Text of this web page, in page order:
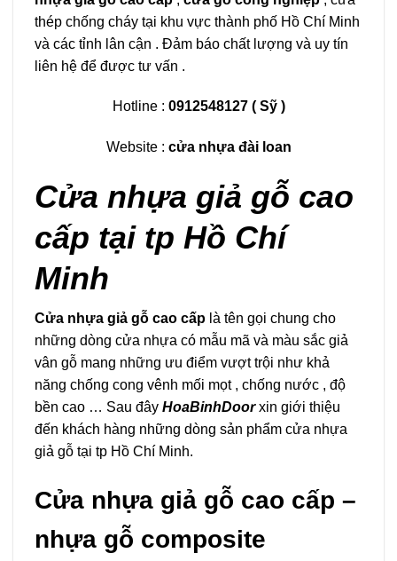
thép chống cháy tại khu vực thành phố Hồ Chí Minh
và các tỉnh lân cận . Đảm báo chất lượng và uy tín
liên hệ để được tư vấn .
Hotline : 0912548127( Sỹ )
Website : cửa nhựa đài loan
Cửa nhựa giả gỗ cao
cấp tại tp Hồ Chí
Minh
Cửa nhựa giả gỗ cao cấp là tên gọi chung cho
những dòng cửa nhựa có mẫu mã và màu sắc giả
vân gỗ mang những ưu điểm vượt trội như khả
năng chống cong vênh mối mọt , chống nước , độ
bền cao … Sau đây HoaBinhDoorxin giới thiệu
đến khách hàng những dòng sản phẩm cửa nhựa
giả gỗ tại tp Hồ Chí Minh.
Cửa nhựa giả gỗ cao cấp –
nhựa gỗ composite